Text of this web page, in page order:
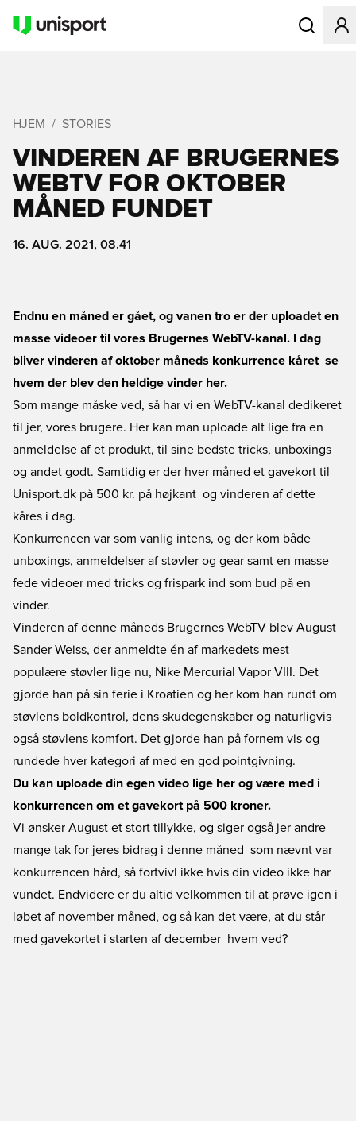
Åbner en
HJEM STORIES
VINDEREN AF BRUGERNES
WEBTV FOR OKTOBER
MÅNED FUNDET
16. AUG. 2021, 08.41
Endnu en måned er gået, og vanen tro er der uploadet en
masse videoer til vores Brugernes WebTV-kanal. I dag
bliver vinderen af oktober måneds konkurrence kåret  se
hvem der blev den heldige vinder her.
Som mange måske ved, så har vi en WebTV-kanal dedikeret
til jer, vores brugere. Her kan man uploade alt lige fra en
anmeldelse af et produkt, til sine bedste tricks, unboxings
og andet godt. Samtidig er der hver måned et gavekort til
Unisport.dk på 500 kr. på højkant  og vinderen af dette
kåres i dag.
Konkurrencen var som vanlig intens, og der kom både
unboxings, anmeldelser af støvler og gear samt en masse
fede videoer med tricks og frispark ind som bud på en
vinder.
Vinderen af denne måneds Brugernes WebTV blev August
Sander Weiss, der anmeldte én af markedets mest
populære støvler lige nu, Nike Mercurial Vapor VIII. Det
gjorde han på sin ferie i Kroatien og her kom han rundt om
støvlens boldkontrol, dens skudegenskaber og naturligvis
også støvlens komfort. Det gjorde han på fornem vis og
rundede hver kategori af med en god pointgivning.
Du kan uploade din egen video lige her og være med i
konkurrencen om et gavekort på 500 kroner.
Vi ønsker August et stort tillykke, og siger også jer andre
mange tak for jeres bidrag i denne måned  som nævnt var
konkurrencen hård, så fortvivl ikke hvis din video ikke har
vundet. Endvidere er du altid velkommen til at prøve igen i
løbet af november måned, og så kan det være, at du står
med gavekortet i starten af december  hvem ved?